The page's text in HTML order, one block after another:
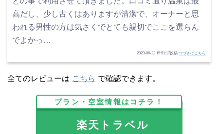
高だし、少し古くはありますが清潔で、オーナーと思
われる男性の方は気さくでとても親切でここを選らん
でよかっ…
2023-06-22 15:51:17投稿 つづきはこちら
全てのレビューは こちら で確認できます。
プラン・空室情報はコチラ！
楽天トラベル